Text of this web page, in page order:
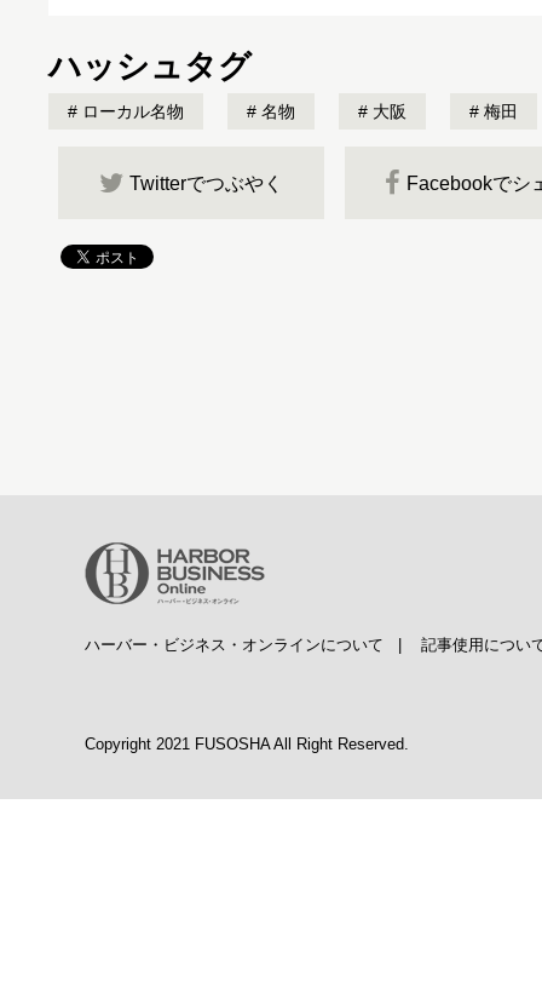
ハッシュタグ
ローカル名物 名物 大阪 梅田
Twitterでつぶやく Facebookでシ
ハーバー・ビジネス・オンラインについて 記事使用につい
Copyright 2021 FUSOSHA All Right Reserved.